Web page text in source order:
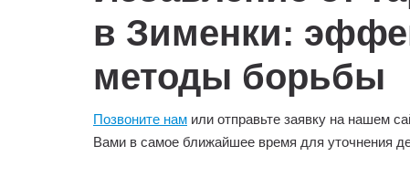
в Зименки:
методы борьбы
Позвоните нам или отправьте заявку на нашем
Вами в самое ближайшее время для уточнения